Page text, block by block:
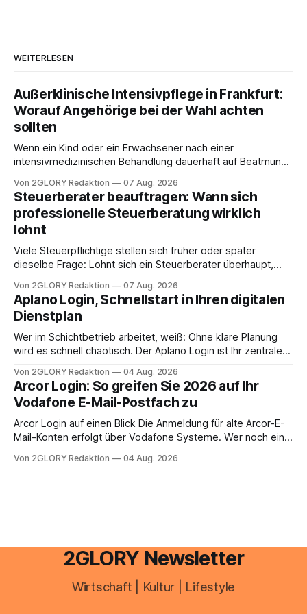
WEITERLESEN
Außerklinische Intensivpflege in Frankfurt:
Worauf Angehörige bei der Wahl achten
sollten
Wenn ein Kind oder ein Erwachsener nach einer
intensivmedizinischen Behandlung dauerhaft auf Beatmung
angewiesen ist, stellt sich für Familien eine schwierige
Frage: Muss die Versorgung dauerhaft in der Klinik bleiben –
oder ist ein Leben zu Hause möglich? Die außerklinische
Intensivpflege bietet genau diese Alternative: Sie
Von 2GLORY Redaktion 07 Aug. 2026
Steuerberater beauftragen: Wann sich
professionelle Steuerberatung wirklich
lohnt
Viele Steuerpflichtige stellen sich früher oder später
dieselbe Frage: Lohnt sich ein Steuerberater überhaupt,
erledigen? Die kurze Antwort: Bei einfachen
Einkommensverhältnissen reicht häufig eine Steuersoftware
aus – sobald jedoch mehrere Einkunftsarten
zusammentreffen oder größere finanzielle Veränderungen
anstehen, zahlt sich professionelle Unterstützung meist
Von 2GLORY Redaktion 07 Aug. 2026
Aplano Login, Schnellstart in Ihren digitalen
Dienstplan
Wer im Schichtbetrieb arbeitet, weiß: Ohne klare Planung
wird es schnell chaotisch. Der Aplano Login ist Ihr zentraler
abwesenheiten und die gesamte kommunikation rund um
Ihr personal digital zu organisieren. In diesem Leitfaden
erfahren Sie alles, was Sie für einen reibungslosen Einstieg
brauchen, von der Registrierung
Von 2GLORY Redaktion 04 Aug. 2026
Arcor Login: So greifen Sie 2026 auf Ihr
Vodafone E-Mail-Postfach zu
Arcor Login auf einen Blick Die Anmeldung für alte Arcor-E-
Mail-Konten erfolgt über Vodafone Systeme. Wer noch eine
besitzt, loggt sich heute über das Vodafone E-Mail & Cloud
Von 2GLORY Redaktion 04 Aug. 2026
2GLORY Newsletter
Wirtschaft | Kultur | Lifestyle